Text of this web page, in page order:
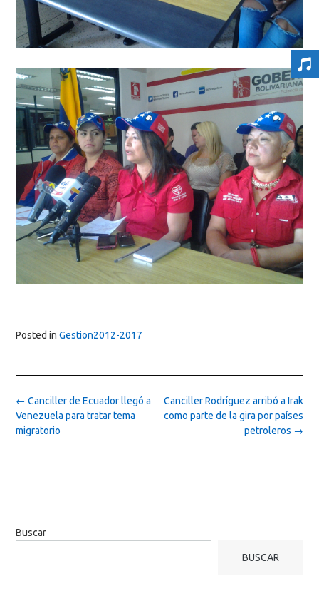
Posted in Gestion2012-2017
Post
navigation
Canciller Rodríguez arribó a Irak
como parte de la gira por países
petroleros →
← Canciller de Ecuador llegó a
Venezuela para tratar tema
migratorio
Buscar
BUSCAR